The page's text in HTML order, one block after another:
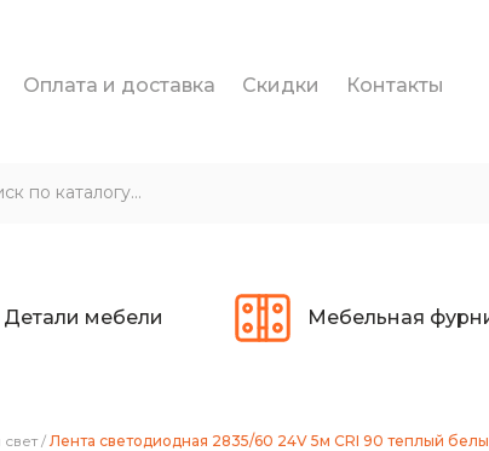
Оплата и доставка Скидки Контакты
Детали мебели Мебельная
/ Лента светодиодная 2835/60 24V 5м CRI 90 теплый